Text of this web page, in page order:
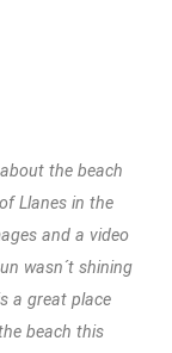
the beach
Llanes in the
and a video
wasn´t shining
a great place
beach this